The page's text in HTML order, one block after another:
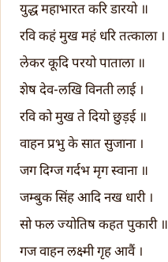
युद्ध महाभारत करि डारयो ॥
रवि कहं मुख महं धरि तत्काला ।
लेकर कूदि परयो पाताला ॥
शेष देव-लखि विनती लाई ।
रवि को मुख ते दियो छुड़ई ॥
वाहन प्रभु के सात सुजाना ।
जग दिग्ज गर्दभ मृग स्वाना ॥
जम्बुक सिंह आदि नख धारी ।
सो फल ज्योतिष कहत पुकारी ॥
गज वाहन लक्ष्मी गृह आवैं ।